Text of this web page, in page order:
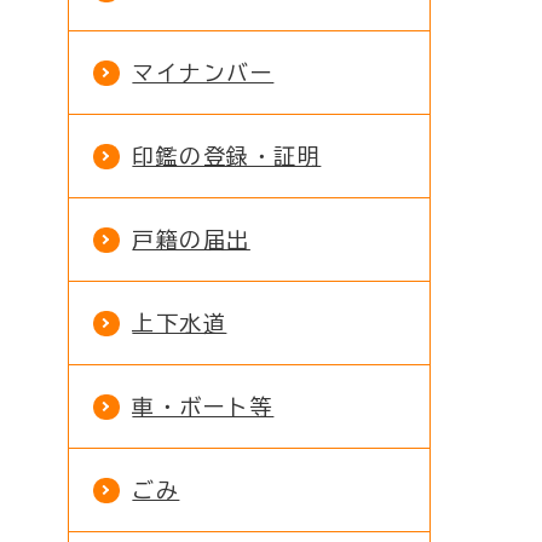
マイナンバー
印鑑の登録・証明
戸籍の届出
上下水道
車・ボート等
ごみ